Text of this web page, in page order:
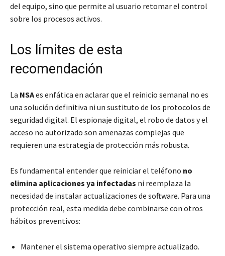
del equipo, sino que permite al usuario retomar el control
sobre los procesos activos.
Los límites de esta
recomendación
La NSAes enfática en aclarar que el reinicio semanal no es
una solución definitiva ni un sustituto de los protocolos de
seguridad digital. El espionaje digital, el robo de datos y el
acceso no autorizado son amenazas complejas que
requieren una estrategia de protección más robusta.
Es fundamental entender que reiniciar el teléfono no
elimina aplicaciones ya infectadas ni reemplaza la
necesidad de instalar actualizaciones de software. Para una
protección real, esta medida debe combinarse con otros
hábitos preventivos:
Mantener el sistema operativo siempre actualizado.